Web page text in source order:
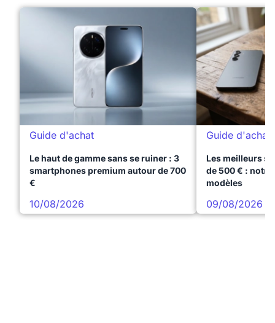
Guide d'achat
Le haut de gamme sans se ruiner : 3
smartphones premium autour de 700
€
10/08/2026
Guide d'achat
Les meilleurs
de 500 € :
modèles
09/08/2026